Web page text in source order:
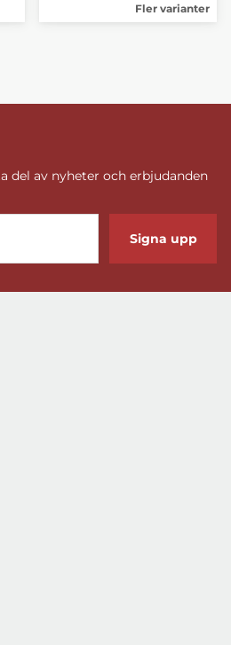
Fler varianter
del av nyheter och erbjudanden
Signa upp